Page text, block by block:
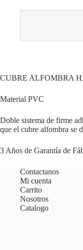
CUBRE ALFOMBRA
Material PVC
Doble sistema de firme
que el cubre alfombra se
3 Años de Garantía de
Contactanos
Mi cuenta
Carrito
Nosotros
Catalogo